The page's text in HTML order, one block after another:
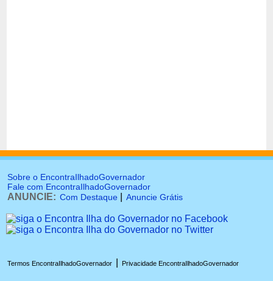
Sobre o EncontraIlhadoGovernador
Fale com EncontraIlhadoGovernador
ANUNCIE: Com Destaque Anuncie Grátis
Termos EncontraIlhadoGovernador Privacidade EncontraIlhadoGovernador